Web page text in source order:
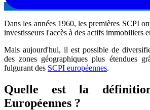
Dans les années 1960, les premières SCPI
investisseurs l'accès à des actifs immobiliers
Mais aujourd'hui, il est possible de
des zones géographiques plus étendues
fulgurant des SCPI européennes.
Quelle est la
Européennes ?